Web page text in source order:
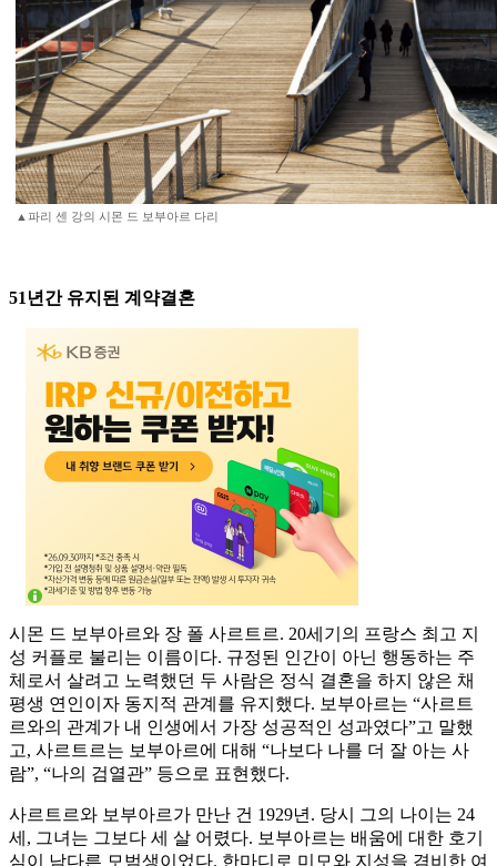
▲파리 센 강의 시몬 드 보부아르 다리
51년간 유지된 계약결혼
시몬 드 보부아르와 장 폴 사르트르. 20세기의 프랑스 최고 지
성 커플로 불리는 이름이다. 규정된 인간이 아닌 행동하는 주
체로서 살려고 노력했던 두 사람은 정식 결혼을 하지 않은 채
평생 연인이자 동지적 관계를 유지했다. 보부아르는 “사르트
르와의 관계가 내 인생에서 가장 성공적인 성과였다”고 말했
고, 사르트르는 보부아르에 대해 “나보다 나를 더 잘 아는 사
람”, “나의 검열관” 등으로 표현했다.
사르트르와 보부아르가 만난 건 1929년. 당시 그의 나이는 24
세, 그녀는 그보다 세 살 어렸다. 보부아르는 배움에 대한 호기
심이 남다른 모범생이었다. 한마디로 미모와 지성을 겸비한 여